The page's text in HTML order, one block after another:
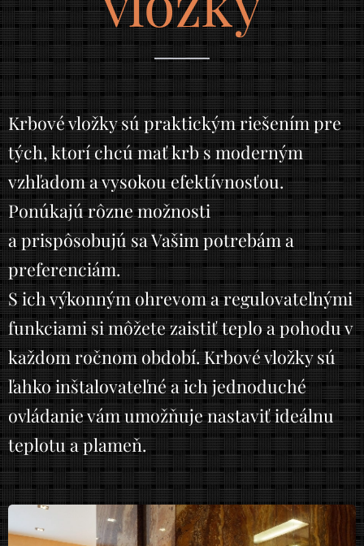
Krbové vložky sú praktickým riešením pre
tých, ktorí chcú mať krb s moderným
vzhľadom a vysokou efektívnosťou.
Ponúkajú rôzne možnosti
a prispôsobujú sa Vašim potrebám a
preferenciám.
S ich výkonným ohrevom a regulovateľnými
funkciami si môžete zaistiť teplo a pohodu v
každom ročnom období. Krbové vložky sú
ľahko inštalovateľné a ich jednoduché
ovládanie vám umožňuje nastaviť ideálnu
teplotu a plameň.